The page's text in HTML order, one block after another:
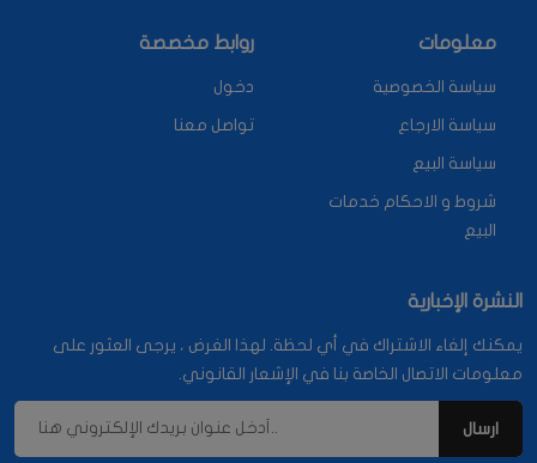
معلومات
سياسة الخصوصية
سياسة الارجاع
سياسة البيع
شروط و الاحكام خدمات
البيع
روابط مخصصة
دخول
تواصل معنا
النشرة الإخبارية
يمكنك إلغاء الاشتراك في أي لحظة. لهذا الغرض ، يرجى العثور على
معلومات الاتصال الخاصة بنا في الإشعار القانوني.